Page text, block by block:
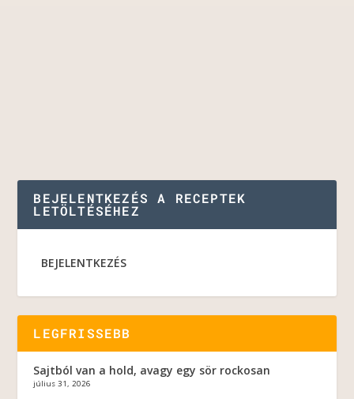
BEJELENTKEZÉS A RECEPTEK
LETÖLTÉSÉHEZ
BEJELENTKEZÉS
LEGFRISSEBB
Sajtból van a hold, avagy egy sör rockosan
július 31, 2026